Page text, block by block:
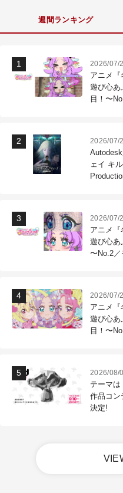
週間ランキング
2026/07/
アニメ『
遊び心あ
目！〜
2026/07/
ェイ キ
2026/07/
アニメ『
遊び心あ
〜No.2
2026/07/
アニメ『
遊び心あ
目！〜
2026/08/
テーマは
作品コン
決定!